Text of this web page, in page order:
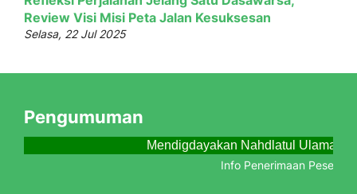
Review Visi Misi Peta Jalan Kesuksesan
Selasa, 22 Jul 2025
Pengumuman
Mendigdayakan Nahdlatul Ulama
Info Penerimaan Peserta